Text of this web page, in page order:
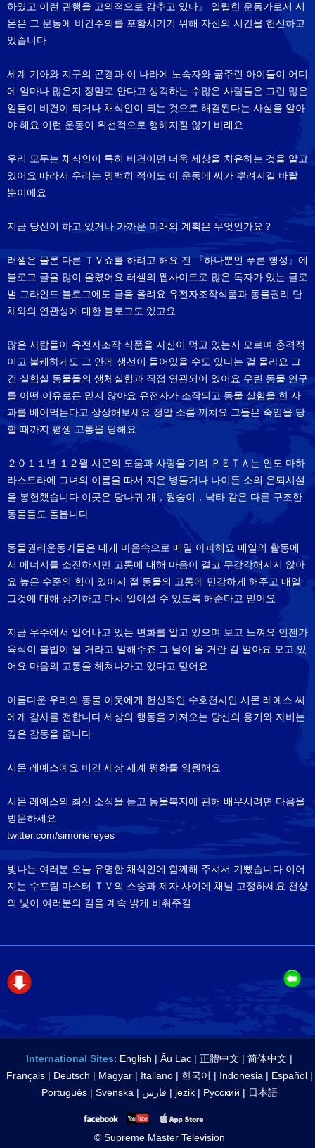
하였고 이런 관행을 고의적으로 감추고 있다』 열렬한 운동가로서 시
몬은 그 운동에 비건주의를 포함시키기 위해 자신의 시간을 헌신하고
있습니다
세계 기아와 지구의 곤경과 이 나라에 노숙자와 굶주린 아이들이 어디
에 얼마나 많은지 정말로 안다고 생각하는 수많은 사람들은 그런 많은
일들이 비건이 되거나 채식인이 되는 것으로 해결된다는 사실을 알아
야 해요 이런 운동이 위선적으로 행해지질 않기 바래요
우리 모두는 채식인이 특히 비건이면 더욱 세상을 치유하는 것을 알고
있어요 따라서 우리는 명백히 적어도 이 운동에 씨가 뿌려지길 바랄
뿐이에요
지금 당신이 하고 있거나 가까운 미래의 계획은 무엇인가요？
러셀은 물론 다른 ＴＶ쇼를 하려고 해요 전 『하나뿐인 푸른 행성』에
블로그 글을 많이 올렸어요 러셀의 웹사이트로 많은 독자가 있는 글로
벌 그라인드 블로그에도 글을 올려요 유전자조작식품과 동물권리 단
체와의 연관성에 대한 블로그도 있고요
많은 사람들이 유전자조작 식품을 자신이 먹고 있는지 모르며 충격적
이고 불쾌하게도 그 안에 생선이 들어있을 수도 있다는 걸 몰라요 그
건 실험실 동물들의 생체실험과 직접 연관되어 있어요 우린 동물 연구
를 어떤 이유로든 믿지 않아요 유전자가 조작되고 동물 실험을 한 사
과를 베어먹는다고 상상해보세요 정말 소름 끼쳐요 그들은 죽임을 당
할 때까지 평생 고통을 당해요
２０１１년 １２월 시몬의 도움과 사랑을 기려 ＰＥＴＡ는 인도 마하
라스트라에 그녀의 이름을 따서 지은 병들거나 나이든 소의 은퇴시설
을 봉헌했습니다 이곳은 당나귀 개，원숭이，낙타 같은 다른 구조한
동물들도 돌봅니다
동물권리운동가들은 대개 마음속으로 매일 아파해요 매일의 활동에
서 에너지를 소진하지만 고통에 대해 마음이 결코 무감각해지지 않아
요 높은 수준의 힘이 있어서 절 동물의 고통에 민감하게 해주고 매일
그것에 대해 상기하고 다시 일어설 수 있도록 해준다고 믿어요
지금 우주에서 일어나고 있는 변화를 알고 있으며 보고 느껴요 언젠가
육식이 불법이 될 거라고 말해주죠 그 날이 올 거란 걸 알아요 오고 있
어요 마음의 고통을 헤쳐나가고 있다고 믿어요
아름다운 우리의 동물 이웃에게 헌신적인 수호천사인 시몬 레예스 씨
에게 감사를 전합니다 세상의 행동을 가져오는 당신의 용기와 자비는
깊은 감동을 줍니다
시몬 레예스예요 비건 세상 세계 평화를 염원해요
시몬 레예스의 최신 소식을 듣고 동물복지에 관해 배우시려면 다음을
방문하세요
twitter.com/simonereyes
빛나는 여러분 오늘 유명한 채식인에 함께해 주셔서 기뻤습니다 이어
지는 수프림 마스터 ＴＶ의 스승과 제자 사이에 채널 고정하세요 천상
의 빛이 여러분의 길을 계속 밝게 비춰주길
International Sites: English | Âu Lạc | 正體中文 | 简体中文 |
Français| Deutsch | Magyar| Italiano| 한국어 | Indonesia | Español|
Português| Svenska | فارس | jezik| Русский | 日本語
© Supreme Master Television